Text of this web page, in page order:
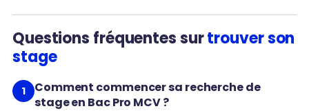
Questions fréquentes surtrouver son
stage
Comment commencer sa recherche de
stage en Bac Pro MCV ?